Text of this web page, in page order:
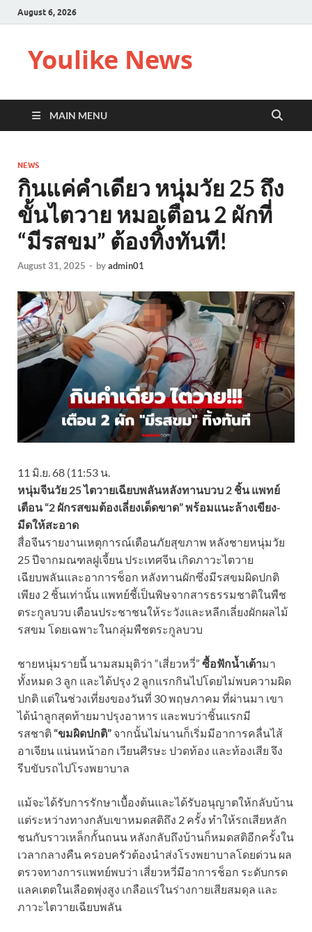
August 6, 2026
Youlike News
MAIN MENU
NEWS
กินแค่คำเดียว หนุ่มวัย 25 ถึง
ขั้นไตวาย หมอเตือน 2 ผักที่
“มีรสขม” ต้องทิ้งทันที!
August 31, 2025 - byadmin01
11 มิ.ย. 68 (11:53 น.
หนุ่มจีนวัย 25 ไตวายเฉียบพลันหลังทานบวบ 2 ชิ้น แพทย์
เตือน “2 ผักรสขมต้องเลี่ยงเด็ดขาด” พร้อมแนะล้างเขียง-
มีดให้สะอาด
สื่อจีนรายงานเหตุการณ์เตือนภัยสุขภาพ หลังชายหนุ่มวัย
25 ปีจากมณฑลฝูเจี้ยน ประเทศจีน เกิดภาวะไตวาย
เฉียบพลันและอาการช็อก หลังทานผักซึ่งมีรสขมผิดปกติ
เพียง 2 ชิ้นเท่านั้น แพทย์ชี้เป็นพิษจากสารธรรมชาติในพืช
ตระกูลบวบ เตือนประชาชนให้ระวังและหลีกเลี่ยงผักผลไม้
รสขม โดยเฉพาะในกลุ่มพืชตระกูลบวบ
ชายหนุ่มรายนี้ นามสมมุติว่า “เสี่ยวหวี่” ซื้อฟักน้ำเต้ามา
ทั้งหมด 3 ลูก และได้ปรุง 2 ลูกแรกกินไปโดยไม่พบความผิด
ปกติ แต่ในช่วงเที่ยงของวันที่ 30 พฤษภาคม ที่ผ่านมา เขา
ได้นำลูกสุดท้ายมาปรุงอาหาร และพบว่าชิ้นแรกมี
รสชาติ“ขมผิดปกติ” จากนั้นไม่นานก็เริ่มมีอาการคลื่นไส้
อาเจียน แน่นหน้าอก เวียนศีรษะ ปวดท้อง และท้องเสีย จึง
รีบขับรถไปโรงพยาบาล
แม้จะได้รับการรักษาเบื้องต้นและได้รับอนุญาตให้กลับบ้าน
แต่ระหว่างทางกลับเขาหมดสติถึง 2 ครั้ง ทำให้รถเสียหลัก
ชนกับราวเหล็กกั้นถนน หลังกลับถึงบ้านก็หมดสติอีกครั้งใน
เวลากลางคืน ครอบครัวต้องนำส่งโรงพยาบาลโดยด่วน ผล
ตรวจทางการแพทย์พบว่า เสี่ยวหวี่มีอาการช็อก ระดับกรด
แลคเตตในเลือดพุ่งสูง เกลือแร่ในร่างกายเสียสมดุล และ
ภาวะไตวายเฉียบพลัน